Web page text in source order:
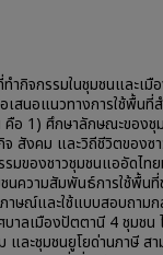
กิจกรรมในชุมชนและเมื
สนอแนวทางการใช้พื้นที่
อ 1) ศึกษาลักษณะของชุ
สังคม และวิถีชีวิตของซ
มของชาวชุมชนแออัดไท
นความสัมพันธ์การใช้พื้น
าษณ์และใช้แบบสอบถาม
บาลเมืองปัตตานี 4 ชุมชน
ละชุมชนยูโยด่านภาษี สา